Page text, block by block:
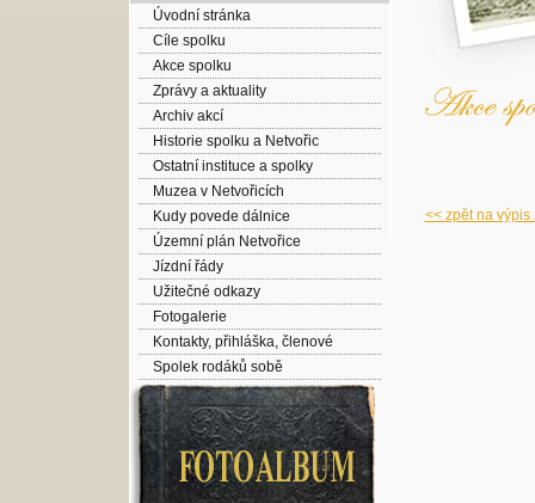
Úvodní stránka
Cíle spolku
Akce spolku
Zprávy a aktuality
Archiv akcí
Historie spolku a Netvořic
Ostatní instituce a spolky
Muzea v Netvořicích
Kudy povede dálnice
Územní plán Netvořice
Jízdní řády
Užitečné odkazy
Fotogalerie
Kontakty, přihláška, členové
Spolek rodáků sobě
<< zpět na výpis